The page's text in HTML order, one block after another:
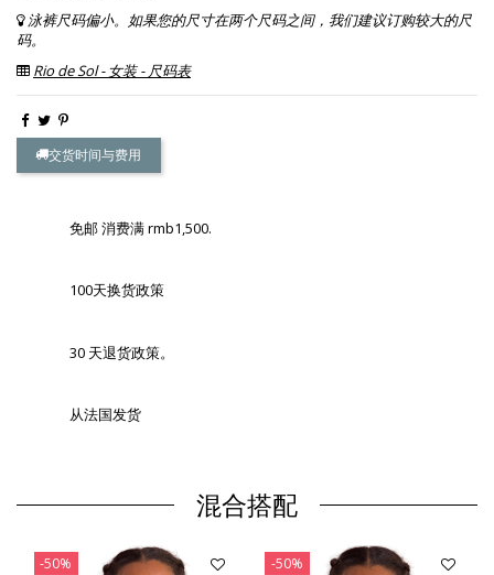
泳裤尺码偏小。如果您的尺寸在两个尺码之间，我们建议订购较大的尺
码。
Rio de Sol - 女装 - 尺码表
交货时间与费用
免邮 消费满 rmb1,500.
100天换货政策
30 天退货政策。
从法国发货
混合搭配
-50% -50%